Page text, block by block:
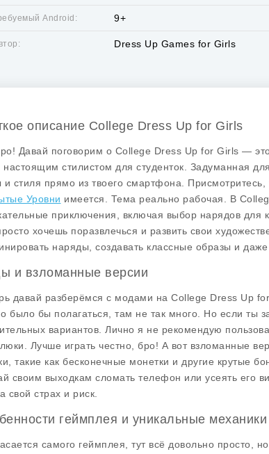
Android: 9+
Dress Up Games for Girls
описание College Dress Up for Girls
Давай поговорим о College Dress Up for Girls —
настоящим стилистом для студенток. Задуманная
стиля прямо из твоего смартфона. Присмотритесь,
Уровни имеется. Тема реально рабочая. В
приключения, включая выбор нарядов
хочешь поразвлечься и развить свои
наряды, создавать классные образы и
и взломанные версии
давай разберёмся с модами на College Dress Up
было бы полагаться, там не так много. Но если ты
вариантов. Лично я не рекомендую
Лучше играть честно, бро! А вот взломанные
такие как бесконечные монетки и другие крутые
своим выходкам сломать телефон или усеять его
свой страх и риск.
геймплея и уникальные механики
самого геймплея, тут всё довольно просто,